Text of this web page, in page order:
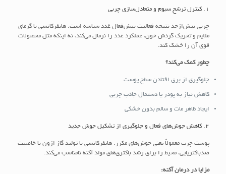
1. کنترل ترشح سبوم و متعادل‌سازی چربی
چربی بیش‌ازحد نتیجه فعالیت بیش‌فعال غدد سباسه است. هایفرکانسی با گرمای
ملایم و تحریک گردش خون، عملکرد غدد را نرمال می‌کند، نه اینکه مثل محصولات
قوی آن را خشک کند.
چطور کمک می‌کند؟
جلوگیری از برق افتادن سطح پوست
کاهش نیاز به پودر یا دستمال جاذب چربی
ایجاد ظاهر مات و سالم بدون خشکی
2. کاهش جوش‌های فعال و جلوگیری از تشکیل جوش جدید
پوست چرب معمولاً یعنی جوش‌های مکرر. هایفرکانسی با تولید گاز ازون با خاصیت
ضدباکتریایی، محیط را برای رشد باکتری‌های مولد آکنه نامناسب می‌کند.
مزایا در درمان آکنه: